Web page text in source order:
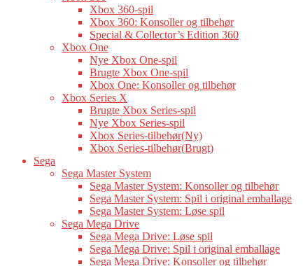
Xbox 360-spil
Xbox 360: Konsoller og tilbehør
Special & Collector’s Edition 360
Xbox One
Nye Xbox One-spil
Brugte Xbox One-spil
Xbox One: Konsoller og tilbehør
Xbox Series X
Brugte Xbox Series-spil
Nye Xbox Series-spil
Xbox Series-tilbehør(Ny)
Xbox Series-tilbehør(Brugt)
Sega
Sega Master System
Sega Master System: Konsoller og tilbehør
Sega Master System: Spil i original emballage
Sega Master System: Løse spil
Sega Mega Drive
Sega Mega Drive: Løse spil
Sega Mega Drive: Spil i original emballage
Sega Mega Drive: Konsoller og tilbehør